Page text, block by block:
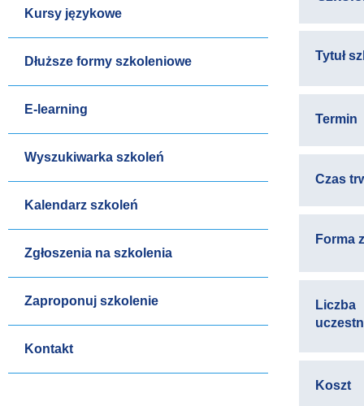
Kursy językowe
Dłuższe formy szkoleniowe
E-learning
Wyszukiwarka szkoleń
Kalendarz szkoleń
Zgłoszenia na szkolenia
Zaproponuj szkolenie
Kontakt
Tytuł
Termin
Czas
Forma
Liczba
Koszt